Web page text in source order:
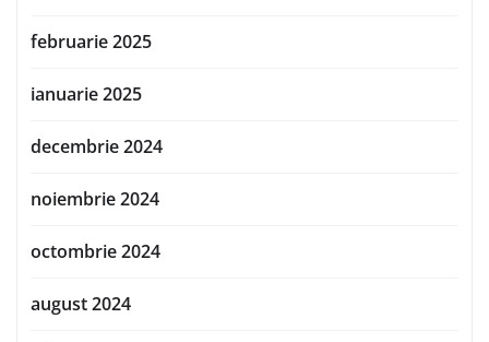
februarie 2025
ianuarie 2025
decembrie 2024
noiembrie 2024
octombrie 2024
august 2024